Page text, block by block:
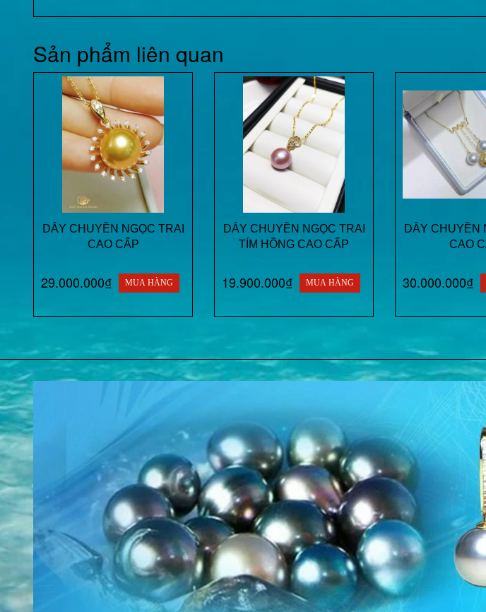
Sản phẩm liên quan
DÂY CHUYỀN NGỌC TRAI
CAO CẤP
29.000.000₫ MUA HÀNG
DÂY CHUYỀN NGỌC TRAI
TÍM HỒNG CAO CẤP
19.900.000₫ MUA HÀNG
DÂY CHUYỀN
CAO
30.000.000₫